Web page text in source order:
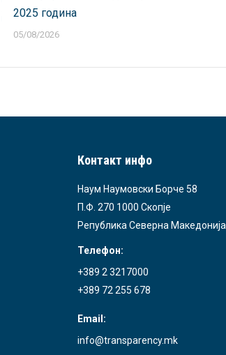
2025 година
05/08/2026
Контакт инфо
Наум Наумовски Борче 58
П.Ф. 270 1000 Скопје
Република Северна Македонија
Телефон:
+389 2 3217000
+389 72 255 678
Email:
info@transparency.mk